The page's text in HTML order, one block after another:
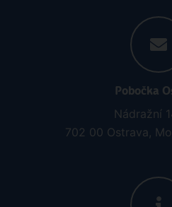
Pobočka
Nádražní
702 00 Ostrava,